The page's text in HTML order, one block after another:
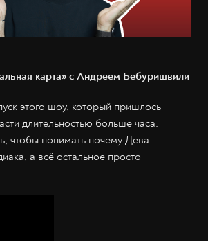
карта» с Андреем Бебуришвили
этого шоу, который пришлось
длительностью больше часа.
чтобы понимать почему Дева —
а всё остальное просто